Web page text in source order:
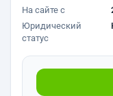
На сайте с
Юридический
статус